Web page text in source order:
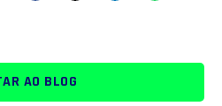
AO BLOG